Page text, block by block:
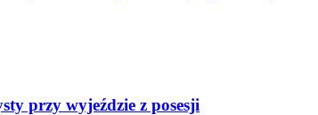
przy wyjeździe z posesji